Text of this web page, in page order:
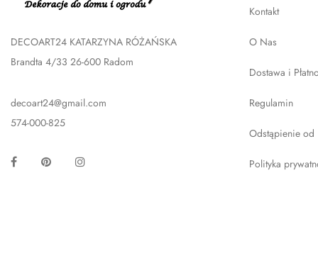
DECOART24 KATARZYNA RÓŻAŃSKA
Brandta 4/33 26-600 Radom
decoart24@gmail.com
574-000-825
Facebook Pinterest
Kontakt
O Nas
Dostawa i
Regulamin
Odstąpienie od
Polityka